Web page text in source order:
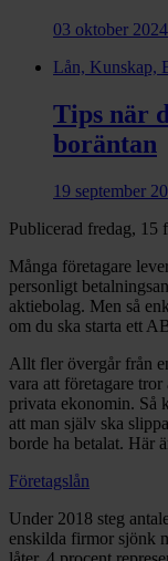
03 oktober 2024
Lån, Kunskap,
Tips när
boräntan
19 september
Publicerad fredag, 15
Många företagare
personligt
aktiebolag. Men så
om du ska starta ett
Allt fler övergår från
vara att företagare
privata ekonomin. Så
att man själv ska
borde ha betalat. Här
Företagslån
Under 2018 steg
enskilda firmor sjönk